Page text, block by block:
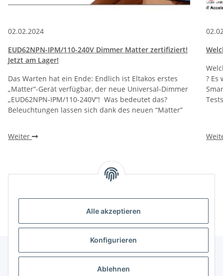
Alle akzeptieren
Konfigurieren
Ablehnen
02.02.2024
EUD62NPN-IPM/110-240V Dimmer Matter zertifiziert!
Jetzt am Lager!
Das Warten hat ein Ende: Endlich ist Eltakos erstes
„Matter“-Gerät verfügbar, der neue Universal-Dimmer
„EUD62NPN-IPM/110-240V“! Was bedeutet das?
Beleuchtungen lassen sich dank des neuen “Matter”
Weiter
? Es